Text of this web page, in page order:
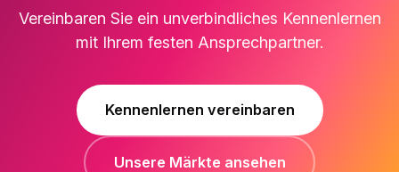
Vereinbaren Sie ein unverbindliches Kennenlernen
mit Ihrem festen Ansprechpartner.
Kennenlernen vereinbaren
Unsere Märkte ansehen